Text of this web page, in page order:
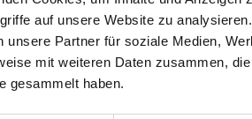
auf unsere Website zu
unsere Partner für soziale Medien,
mit weiteren Daten zusammen,
gesammelt haben.